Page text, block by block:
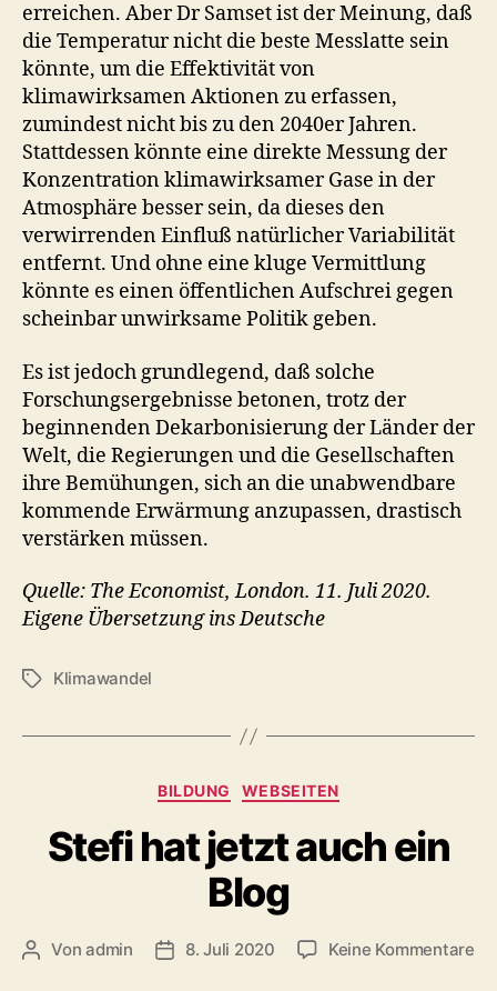
erreichen. Aber Dr Samset ist der Meinung, daß
die Temperatur nicht die beste Messlatte sein
könnte, um die Effektivität von
klimawirksamen Aktionen zu erfassen,
zumindest nicht bis zu den 2040er Jahren.
Stattdessen könnte eine direkte Messung der
Konzentration klimawirksamer Gase in der
Atmosphäre besser sein, da dieses den
verwirrenden Einfluß natürlicher Variabilität
entfernt. Und ohne eine kluge Vermittlung
könnte es einen öffentlichen Aufschrei gegen
scheinbar unwirksame Politik geben.
Es ist jedoch grundlegend, daß solche
Forschungsergebnisse betonen, trotz der
beginnenden Dekarbonisierung der Länder der
Welt, die Regierungen und die Gesellschaften
ihre Bemühungen, sich an die unabwendbare
kommende Erwärmung anzupassen, drastisch
verstärken müssen.
Quelle: The Economist, London. 11. Juli 2020.
Eigene Übersetzung ins Deutsche
Schlagwörter
Klimawandel
Kategorien
BILDUNG WEBSEITEN
Stefi hat jetzt auch ein
Blog
Beitragsautor
Vonadmin Beitragsdatum
8. Juli 2020 Keine Kommentarezu